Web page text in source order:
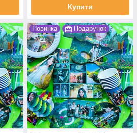
Купити
Новинка Подарунок